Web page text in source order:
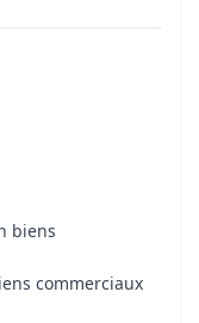
biens
commerciaux